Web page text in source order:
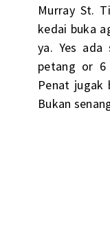
Murray St.
kedai buka
ya. Yes
petang or
Penat jugak
Bukan